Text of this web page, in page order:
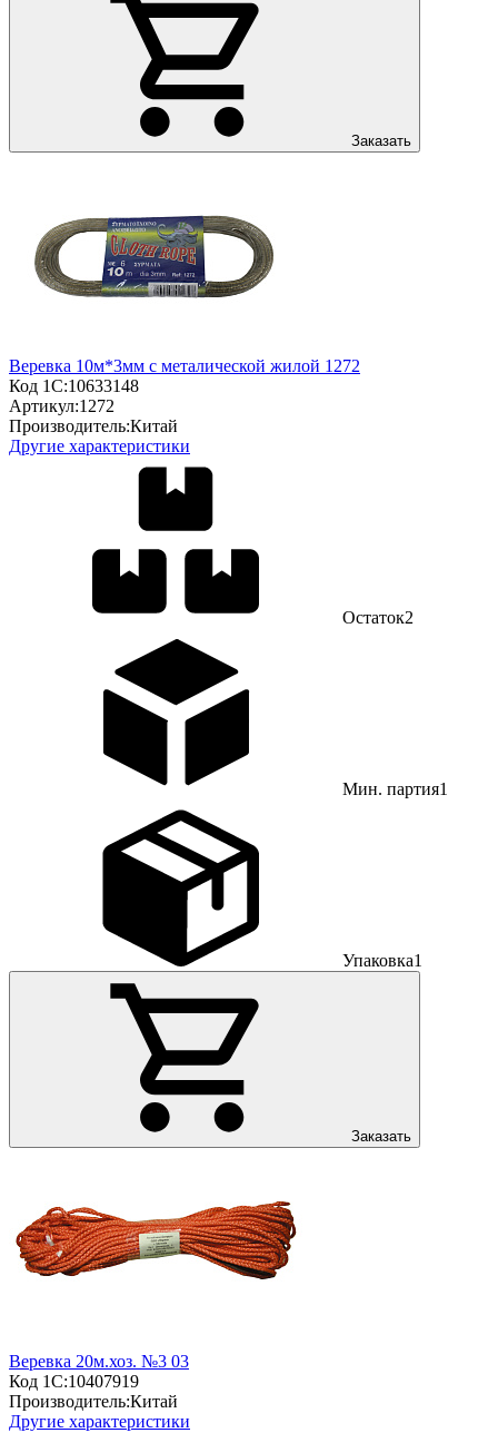
Заказать
Веревка 10м*3мм с металической жилой 1272
Код 1С:10633148
Артикул:1272
Производитель:Китай
Другие характеристики
Остаток2
Мин. партия1
Упаковка1
Заказать
Веревка 20м.хоз. №3 03
Код 1С:10407919
Производитель:Китай
Другие характеристики